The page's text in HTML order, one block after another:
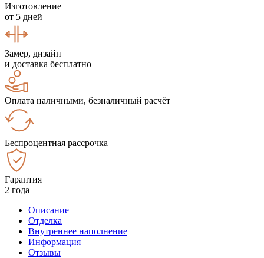
Изготовление
от 5 дней
Замер, дизайн
и доставка бесплатно
Оплата наличными, безналичный расчёт
Беспроцентная рассрочка
Гарантия
2 года
Описание
Отделка
Внутреннее наполнение
Информация
Отзывы